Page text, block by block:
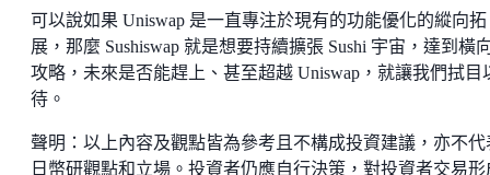
可以說如果 Uniswap 是一直專注於現有的功能優化的縱向拓
展，那麼 Sushiswap 就是想要持續擴張 Sushi 宇宙，達到橫
攻略，未來是否能趕上、甚至超越 Uniswap，就讓我們拭目
待。
聲明：以上內容及觀點皆為參考且不構成投資建議，亦不代
日幣研觀點和立場。投資者仍應自行決策，對投資者交易形